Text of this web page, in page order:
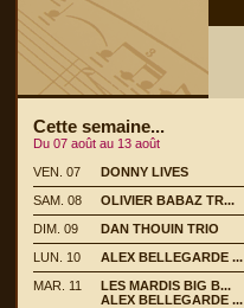
Cette semaine...
Du 07 août au 13 août
VEN. 07
DONNY LIVES
SAM. 08
OLIVIER BABAZ TR...
DIM. 09
DAN THOUIN TRIO
LUN. 10
ALEX BELLEGARDE ...
MAR. 11
LES MARDIS BIG B...
ALEX BELLEGARDE ...